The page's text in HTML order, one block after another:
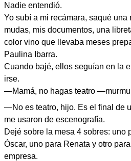
Nadie entendió.
Yo subí a mi recámara, saqué
mudas, mis documentos, una
color vino que llevaba meses
Paulina Ibarra.
Cuando bajé, ellos seguían en la
irse.
—Mamá, no hagas teatro
—No es teatro, hijo. Es el final de
me usaron de escenografía.
Dejé sobre la mesa 4 sobres: uno
Óscar, uno para Renata y otro
empresa.